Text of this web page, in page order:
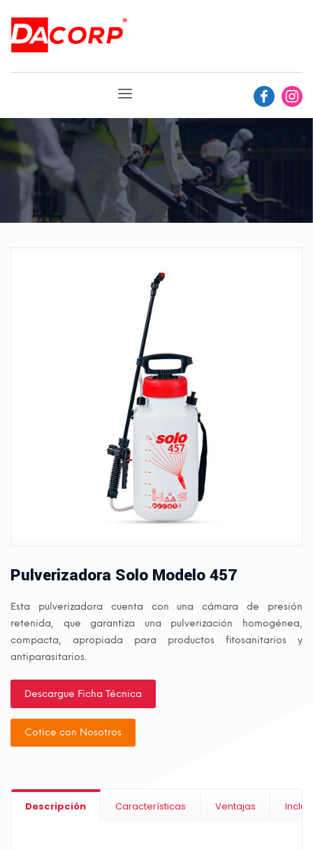
Pulverizadora Solo Modelo 457
Esta pulverizadora cuenta con una cámara de presión
retenida, que garantiza una pulverización homogénea,
compacta, apropiada para productos fitosanitarios y
antiparasitarios.
Descargue Ficha Técnica
Cotice con Nosotros
Descripción Características Ventajas